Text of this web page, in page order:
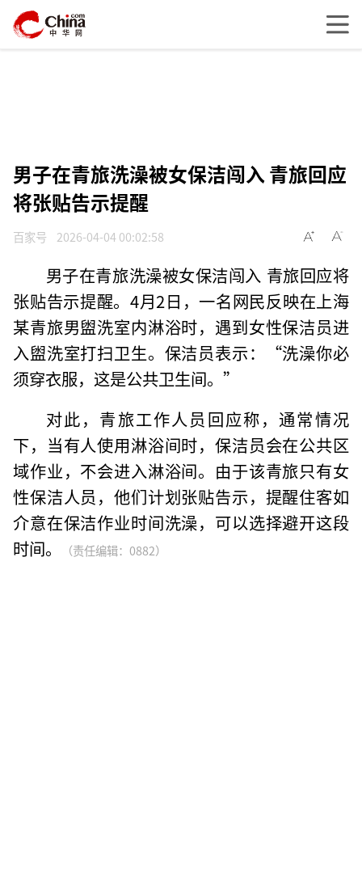
男子在青旅洗澡被女保洁闯入 青旅回应
将张贴告示提醒
百家号 2026-04-04 00:02:58
男子在青旅洗澡被女保洁闯入 青旅回应将
张贴告示提醒。4月2日，一名网民反映在上海
某青旅男盥洗室内淋浴时，遇到女性保洁员进
入盥洗室打扫卫生。保洁员表示：“洗澡你必
须穿衣服，这是公共卫生间。”
对此，青旅工作人员回应称，通常情况
下，当有人使用淋浴间时，保洁员会在公共区
域作业，不会进入淋浴间。由于该青旅只有女
性保洁人员，他们计划张贴告示，提醒住客如
介意在保洁作业时间洗澡，可以选择避开这段
时间。
（责任编辑：0882）